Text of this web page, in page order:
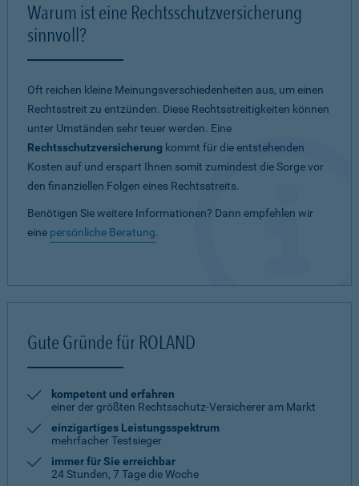
Warum ist eine Rechtsschutzversicherung
sinnvoll?
Oft reichen kleine Meinungsverschiedenheiten aus, um einen
Rechtsstreit zu entzünden. Diese Rechtsstreitigkeiten können
unter Umständen sehr teuer werden. Eine
Rechtsschutzversicherung kommt für die entstehenden
Kosten auf und erspart Ihnen somit zumindest die Sorge vor
den finanziellen Folgen eines Rechtsstreits.
Benötigen Sie weitere Informationen? Dann empfehlen wir
eine persönliche Beratung.
Gute Gründe für ROLAND
kompetent und erfahren
einer der größten Rechtsschutz-Versicherer am Markt
einzigartiges Leistungsspektrum
mehrfacher Testsieger
immer für Sie erreichbar
24 Stunden, 7 Tage die Woche